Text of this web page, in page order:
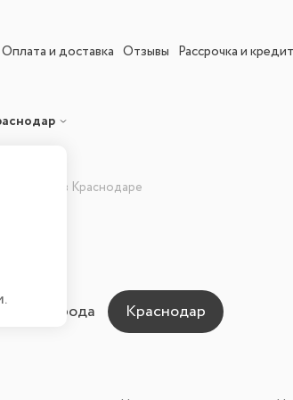
Оплата и доставка Отзывы Рассрочка и кредит
кровати в Краснодаре
для города